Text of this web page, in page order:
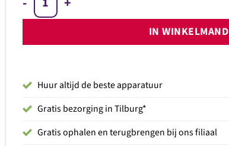
Prolyte H30V spacer 5cm aantal
IN WINKELMAND
Huur altijd de beste apparatuur
Gratis bezorging in Tilburg*
Gratis ophalen en terugbrengen bij ons filiaal